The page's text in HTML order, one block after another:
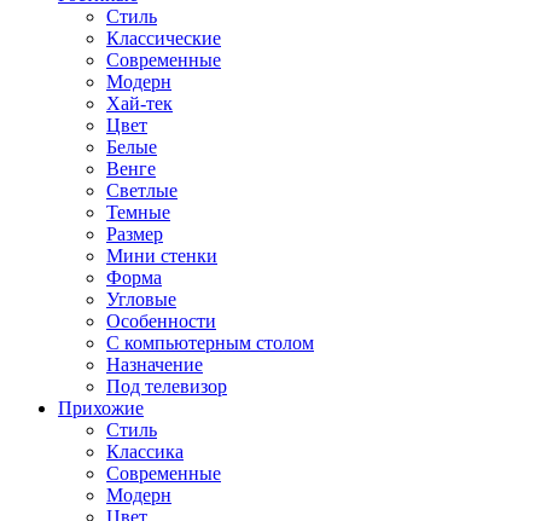
Стиль
Классические
Современные
Модерн
Хай-тек
Цвет
Белые
Венге
Светлые
Темные
Размер
Мини стенки
Форма
Угловые
Особенности
С компьютерным столом
Назначение
Под телевизор
Прихожие
Стиль
Классика
Современные
Модерн
Цвет